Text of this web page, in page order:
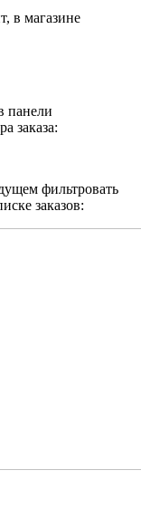
в магазине
панели
заказа:
фильтровать
заказов: